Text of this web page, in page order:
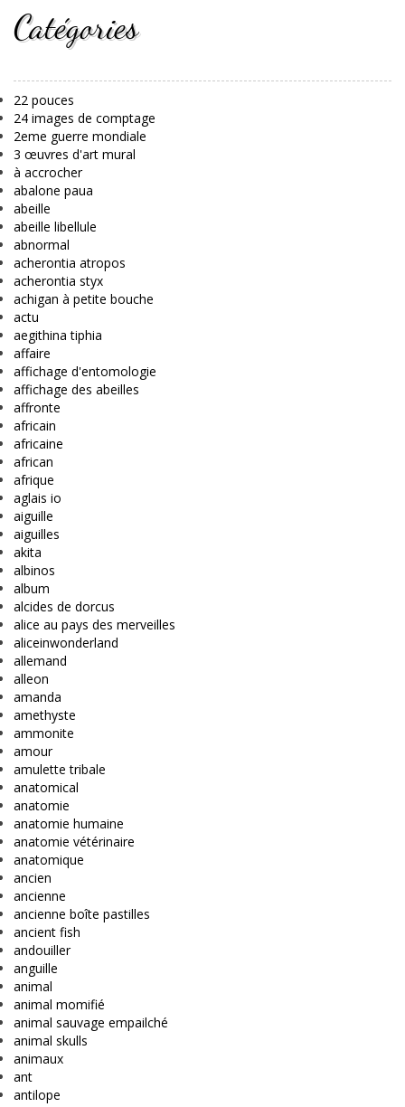
Catégories
22 pouces
24 images de comptage
2eme guerre mondiale
3 œuvres d'art mural
à accrocher
abalone paua
abeille
abeille libellule
abnormal
acherontia atropos
acherontia styx
achigan à petite bouche
actu
aegithina tiphia
affaire
affichage d'entomologie
affichage des abeilles
affronte
africain
africaine
african
afrique
aglais io
aiguille
aiguilles
akita
albinos
album
alcides de dorcus
alice au pays des merveilles
aliceinwonderland
allemand
alleon
amanda
amethyste
ammonite
amour
amulette tribale
anatomical
anatomie
anatomie humaine
anatomie vétérinaire
anatomique
ancien
ancienne
ancienne boîte pastilles
ancient fish
andouiller
anguille
animal
animal momifié
animal sauvage empailché
animal skulls
animaux
ant
antilope